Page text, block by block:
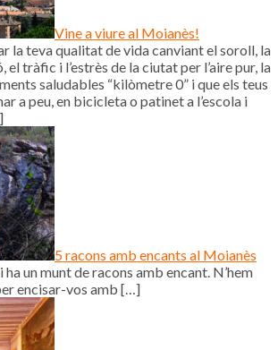
Vine a viure al Moianès!
la teva qualitat de vida canviant el soroll, la
el tràfic i l’estrès de la ciutat per l’aire pur, la
saludables “kilòmetre 0” i que els teus
a peu, en bicicleta o patinet a l’escola i
5 racons amb encants al Moianès
un munt de racons amb encant. N’hem
encisar-vos amb […]